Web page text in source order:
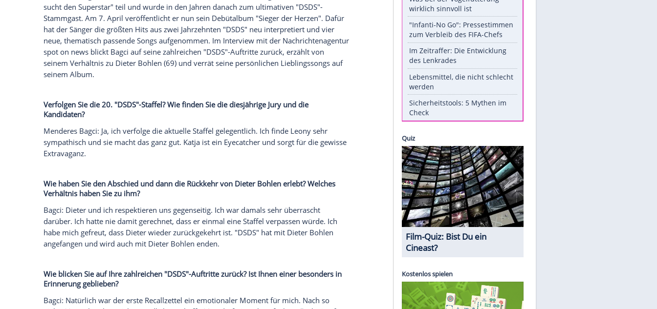
Menderes Bagci veröffentlicht sein Album "Sieger der Herzen (Das Beste aus 20 Jahren)".
06.04.2023 - 13:46 Uhr
Menderes Bagci veröffentlicht mit "Sieger der Herzen" sein Debütalbum. Im Interview
blickt der "DSDS"-Kultkandidat auf seine zahlreichen Auftritte in der Castingshow zurück
Menderes Bagci (38) nahm 2002 zum ersten Mal an der RTL-Castingshow "Deutschland
Stammgast. Am 7.Aprilveröffentlicht er nun seinDebütalbum"Sieger der Herzen". Dafür
hat der Sänger die größten Hits aus zwei Jahrzehnten "DSDS" neu interpretiert und vier
mit der Nachrichtenagentur
seinem Verhältnis zuDieter Bohlen(69) und verrät seine persönlichen Lieblingssongs auf
Verfolgen Sie die 20. "DSDS"-Staffel? Wie finden Sie die diesjährige Jury und die
Kandidaten?
Menderes Bagci: Ja, ich verfolge die aktuelle Staffel gelegentlich. Ich finde Leony sehr
sympathisch und sie macht das ganz gut. Katja ist ein Eyecatcher und sorgt für die gewisse
Extravaganz.
Unsere Themen-Highlights
Sprengstoff-Drohne in Leipzig:
Diese Promi-Outfits sorgten für
Aufruhr!
wirklich sinnvoll ist
"Infanti-No Go": Pressestimmen
zum Verbleib des FIFA-Chefs
Im Zeitraffer: Die Entwicklung
des Lenkrades
Lebensmittel, die nicht schlecht
werden
Quiz